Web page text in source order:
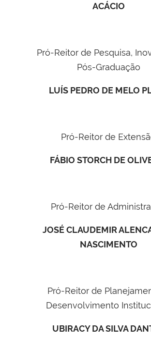
ACÁCIO
Pró-Reitor de Pesquisa,
Pós-Graduação
LUÍS PEDRO DE MELO
Pró-Reitor de
FÁBIO STORCH DE
Pró-Reitor de
JOSÉ CLAUDEMIR
NASCIMENTO
Pró-Reitor de
Desenvolvimento
UBIRACY DA SILVA